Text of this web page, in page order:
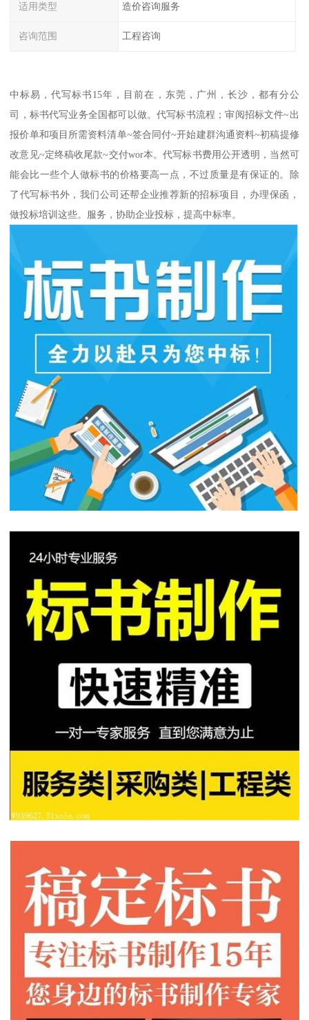
适用类型 造价咨询服务
咨询范围 工程咨询
中标易，代写标书15年，目前在，东莞，广州，长沙，都有分公
司，标书代写业务全国都可以做。代写标书流程；审阅招标文件~出
报价单和项目所需资料清单~签合同付~开始建群沟通资料~初稿提修
改意见~定终稿收尾款~交付wor本。代写标书费用公开透明，当然可
能会比一些个人做标书的价格要高一点，不过质量是有保证的。除
了代写标书外，我们公司还帮企业推荐新的招标项目，办理保函，
做投标培训这些。服务，协助企业投标，提高中标率。